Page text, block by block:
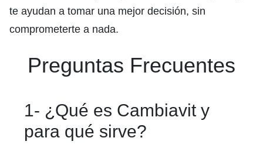
te ayudan a tomar una mejor decisión, sin
comprometerte a nada.
Preguntas Frecuentes
1- ¿Qué es Cambiavit y
para qué sirve?